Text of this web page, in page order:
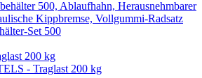
Set 500
- Traglast 200 kg